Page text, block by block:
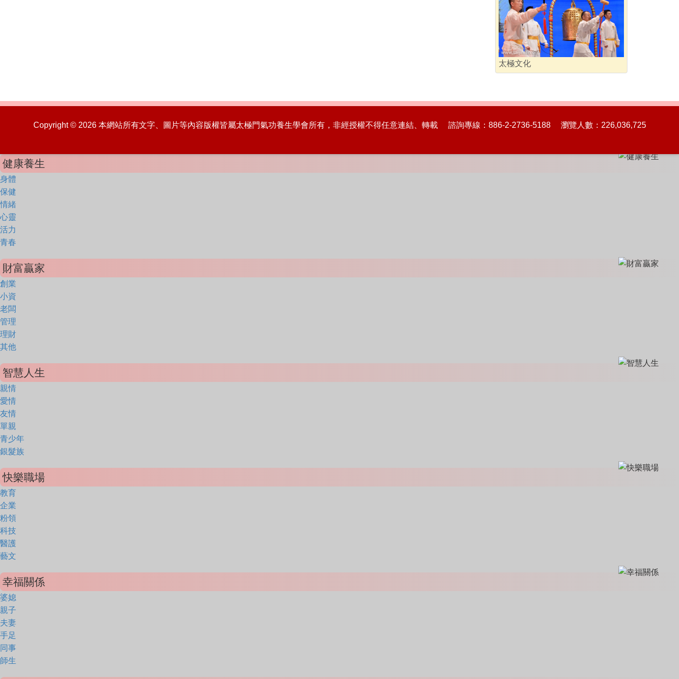
太極文化
Copyright © 2026 本網站所有文字、圖片等內容版權皆屬太極門氣功養生學會所有，非經授權不得任意連結、轉載 諮詢專線：886-2-2736-5188 瀏覽人數：226,036,725
健康養生
身體
保健
情緒
心靈
活力
青春
財富贏家
創業
小資
老闆
管理
理財
其他
智慧人生
親情
愛情
友情
單親
青少年
銀髮族
快樂職場
教育
企業
粉領
科技
醫護
藝文
幸福關係
婆媳
親子
夫妻
手足
同事
師生